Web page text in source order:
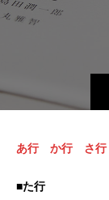
あ行 か行 さ行
■た行